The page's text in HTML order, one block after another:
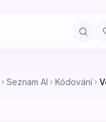
Seznam AI Kódování